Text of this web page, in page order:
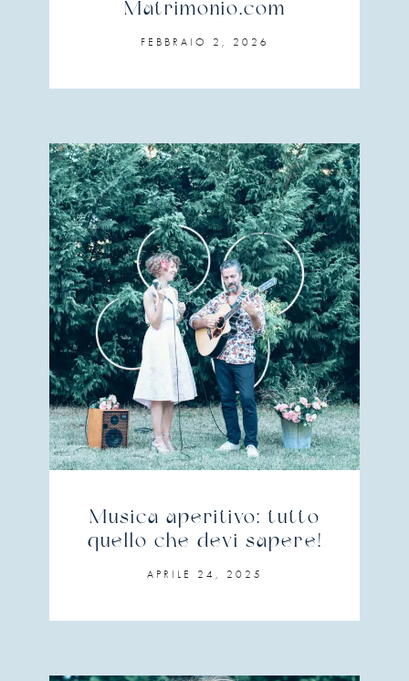
Matrimonio.com
FEBBRAIO 2, 2026
Musica aperitivo: tutto
quello che devi sapere!
APRILE 24, 2025